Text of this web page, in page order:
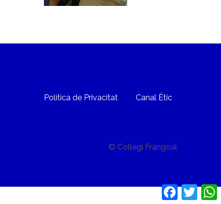
Política de Privacitat Canal Ètic
© Col·legi Frangoal
Facebook